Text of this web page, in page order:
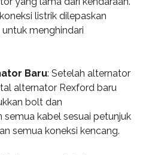
listrik dilepaskan
menghindari
Baru: Setelah alternator
alternator Rexford baru
bolt dan
semua kabel sesuai petunjuk
semua koneksi kencang.